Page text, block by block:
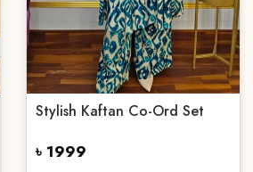
Stylish Kaftan Co-Ord Set
৳ 1999